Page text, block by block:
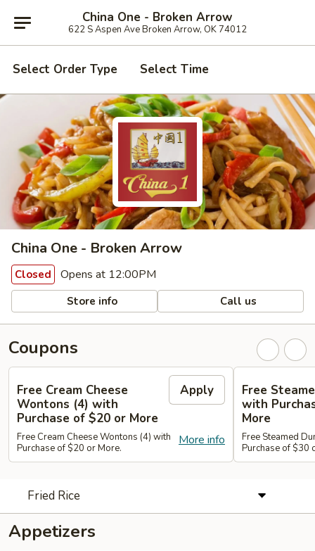
China One - Broken Arrow
622 S Aspen Ave Broken Arrow, OK 74012
Select Order Type Select Time
China One - Broken Arrow
Closed Opens at 12:00PM
Store info Call us
Coupons
Free Cream Cheese
Wontons (4) with
Purchase of $20 or More
Apply
More info
Free Cream Cheese Wontons (4) with
Purchase of $20 or More.
Free
with
More
Free Steamed
Purchase of $30
Fried Rice
Appetizers